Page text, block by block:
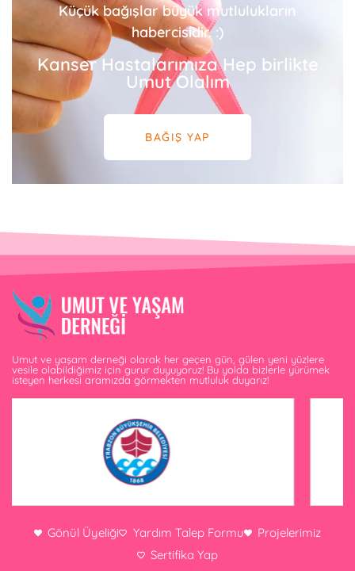
Küçük bağışlar büyük mutlulukların
habercisidir. :)
Kanser Hastalarımıza Hep birlikte
Umut Olalım
BAĞIŞ YAP
Umut ve yaşam derneği olarak her geçen gün, gülen yeni yüzlere
vesile olabildiğimiz için gurur duyuyoruz! Bu yolda bizlerle yürümek
isteyen herkesi aramızda görmekten mutluluk duyarız!
Gönül Üyeliği Yardım Talep Formu
Projelerimiz
Sertifika Yap